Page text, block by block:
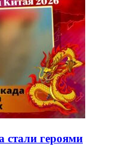
стали героями